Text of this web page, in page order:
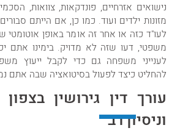
נישואים אזרחיים, פונדקאות, צוואות,
מזונות ילדים ועוד. כמו כן, אם הייתם
לעו"ד כזה או אחר זה אומר באופן
משפטי, דעו שזה לא מדויק. בימינו אתם
לענייני משפחה גם כדי לקבל ייעוץ
להחליט כיצד לפעול בסיטואציה שבה אתם
עורך דין גירושין בצפון
וניסיון רב